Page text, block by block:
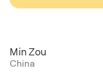
Min Zou
China